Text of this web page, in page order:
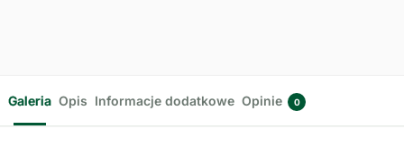
Galeria Opis Informacje dodatkowe Opinie 0